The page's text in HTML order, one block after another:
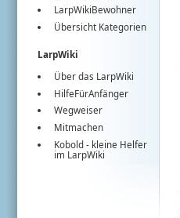
LarpWikiBewohner
Übersicht Kategorien
LarpWiki
Über das LarpWiki
HilfeFürAnfänger
Wegweiser
Mitmachen
Kobold - kleine Helfer
im LarpWiki